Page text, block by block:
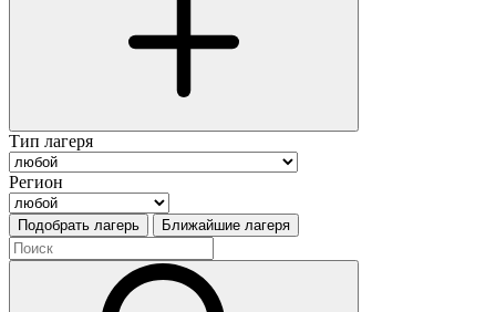
Тип лагеря
Регион
Подобрать лагерь Ближайшие лагеря